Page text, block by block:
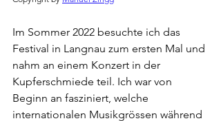
Im Sommer 2022 besuchte ich das
Festival in Langnau zum ersten Mal und
nahm an einem Konzert in der
Kupferschmiede teil. Ich war von
Beginn an fasziniert, welche
internationalen Musikgrössen während